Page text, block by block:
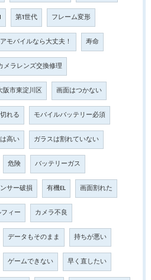
第1世代 フレーム変形
モバイルなら大丈夫！ 寿命
メラレンズ交換修理
阪市東淀川区 画面はつかない
れる モバイルバッテリー必須
高い ガラスは割れていない
危険 バッテリーガス
サー破損 有機EL 画面割れた
ィー カメラ不良
データもそのまま 持ちが悪い
ゲームできない 早く直したい